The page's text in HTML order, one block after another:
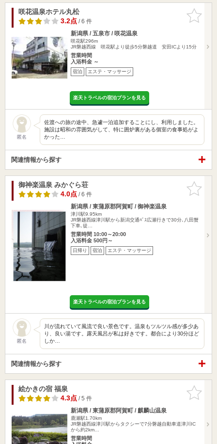
お気に入
りに追加
咲花温泉ホテル丸松
3.2点/ 6 件
新潟県 / 五泉市 / 咲花温泉
咲花駅296m
JR磐越西線 咲花駅より徒歩5分磐越道 安田ICより15分
営業時間
入浴料金 ～
宿泊 エステ・マッサージ
楽天トラベルの宿泊プランを見る
匿名
佐渡への旅の途中、急遽一泊追加することにし、利用しました。
施設は昭和の雰囲気がして、特に囲炉裏がある個室の食事処がよ
かった…
関連情報から探す
お気に入
りに追加
御神楽温泉 みかぐら荘
4.0点/ 6 件
新潟県 / 東蒲原郡阿賀町 / 御神楽温泉
津川駅9.95km
JR磐越西線津川駅から新潟交通ﾊﾞｽ広瀬行きで30分､八田蟹
下車､徒…
営業時間 10:00～20:00
入浴料金 500円～
日帰り 宿泊 エステ・マッサージ
楽天トラベルの宿泊プランを見る
匿名
川が流れていて風流で良い景色です。温泉もツルツル感が多少あ
り、良い湯です。露天風呂が私は好きです。都合により30分ほど
しか…
関連情報から探す
お気に入
りに追加
絵かきの宿 福泉
4.3点/ 5 件
新潟県 / 東蒲原郡阿賀町 / 麒麟山温泉
鹿瀬駅1.70km
JR磐越西線津川駅からタクシーで7分磐越自動車道津川IC
から約2km…
営業時間